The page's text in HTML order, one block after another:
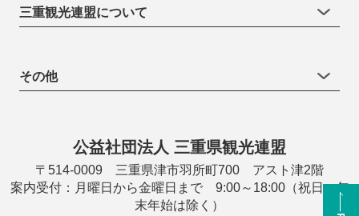
三重観光連盟について
その他
公益社団法人 三重県観光連盟
〒514-0009 三重県津市羽所町700 アスト津2階
案内受付：月曜日から金曜日まで 9:00～18:00（祝日・年
末年始は除く）